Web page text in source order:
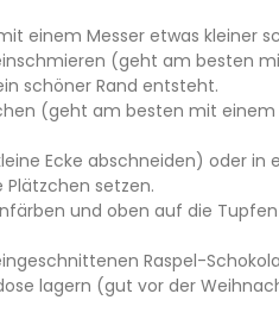
einem Messer etwas kleiner
(geht am besten
schöner Rand entsteht.
(geht am besten mit
Ecke abschneiden) oder in
setzen.
und oben auf die Tupfen
Raspel-
lagern (gut vor der